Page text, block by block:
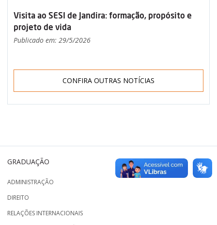
Visita ao SESI de Jandira: formação, propósito e
projeto de vida
Publicado em: 29/5/2026
CONFIRA OUTRAS NOTÍCIAS
GRADUAÇÃO
ADMINISTRAÇÃO
DIREITO
RELAÇÕES INTERNACIONAIS